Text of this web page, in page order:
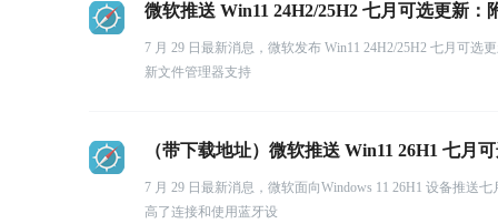
微软推送 Win11 24H2/25H2 七月可选更新：
7 月 29 日最新消息，微软发布 Win11 24H2/25H2 七月可选
新文件管理器支持
（带下载地址）微软推送 Win11 26H1 七月
7 月 29 日最新消息，微软面向Windows 11 26H1 设备推送
高了连接和使用蓝牙设